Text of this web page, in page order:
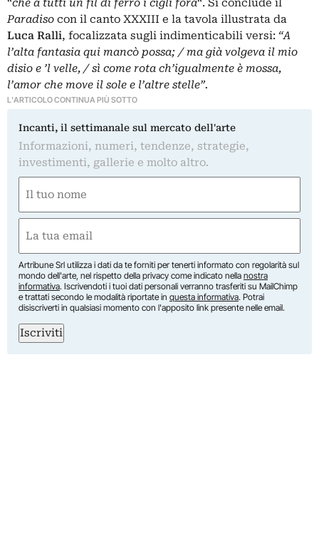
“ché a tutti un fil di ferro i cigli fóra“. Si conclude il
Paradiso con il canto XXXIII e la tavola illustrata da
Luca Ralli, focalizzata sugli indimenticabili versi: “A
l’alta fantasia qui mancò possa; / ma già volgeva il mio
disio e ’l velle, / sì come rota ch’igualmente è mossa,
l’amor che move il sole e l’altre stelle”.
L'ARTICOLO CONTINUA PIÙ SOTTO
Incanti, il settimanale sul mercato dell'arte
Informazioni, numeri, tendenze, strategie,
investimenti, gallerie e molto altro.
(Obbligatorio)
(Obbligatorio)
Artribune Srl utilizza i dati da te forniti per tenerti informato con regolarità sul
mondo dell'arte, nel rispetto della privacy come indicato nella nostra
informativa. Iscrivendoti i tuoi dati personali verranno trasferiti su MailChimp
e trattati secondo le modalità riportate in questa informativa. Potrai
disiscriverti in qualsiasi momento con l'apposito link presente nelle email.
Iscriviti